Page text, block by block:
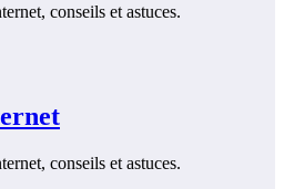
conseils et astuces.
conseils et astuces.